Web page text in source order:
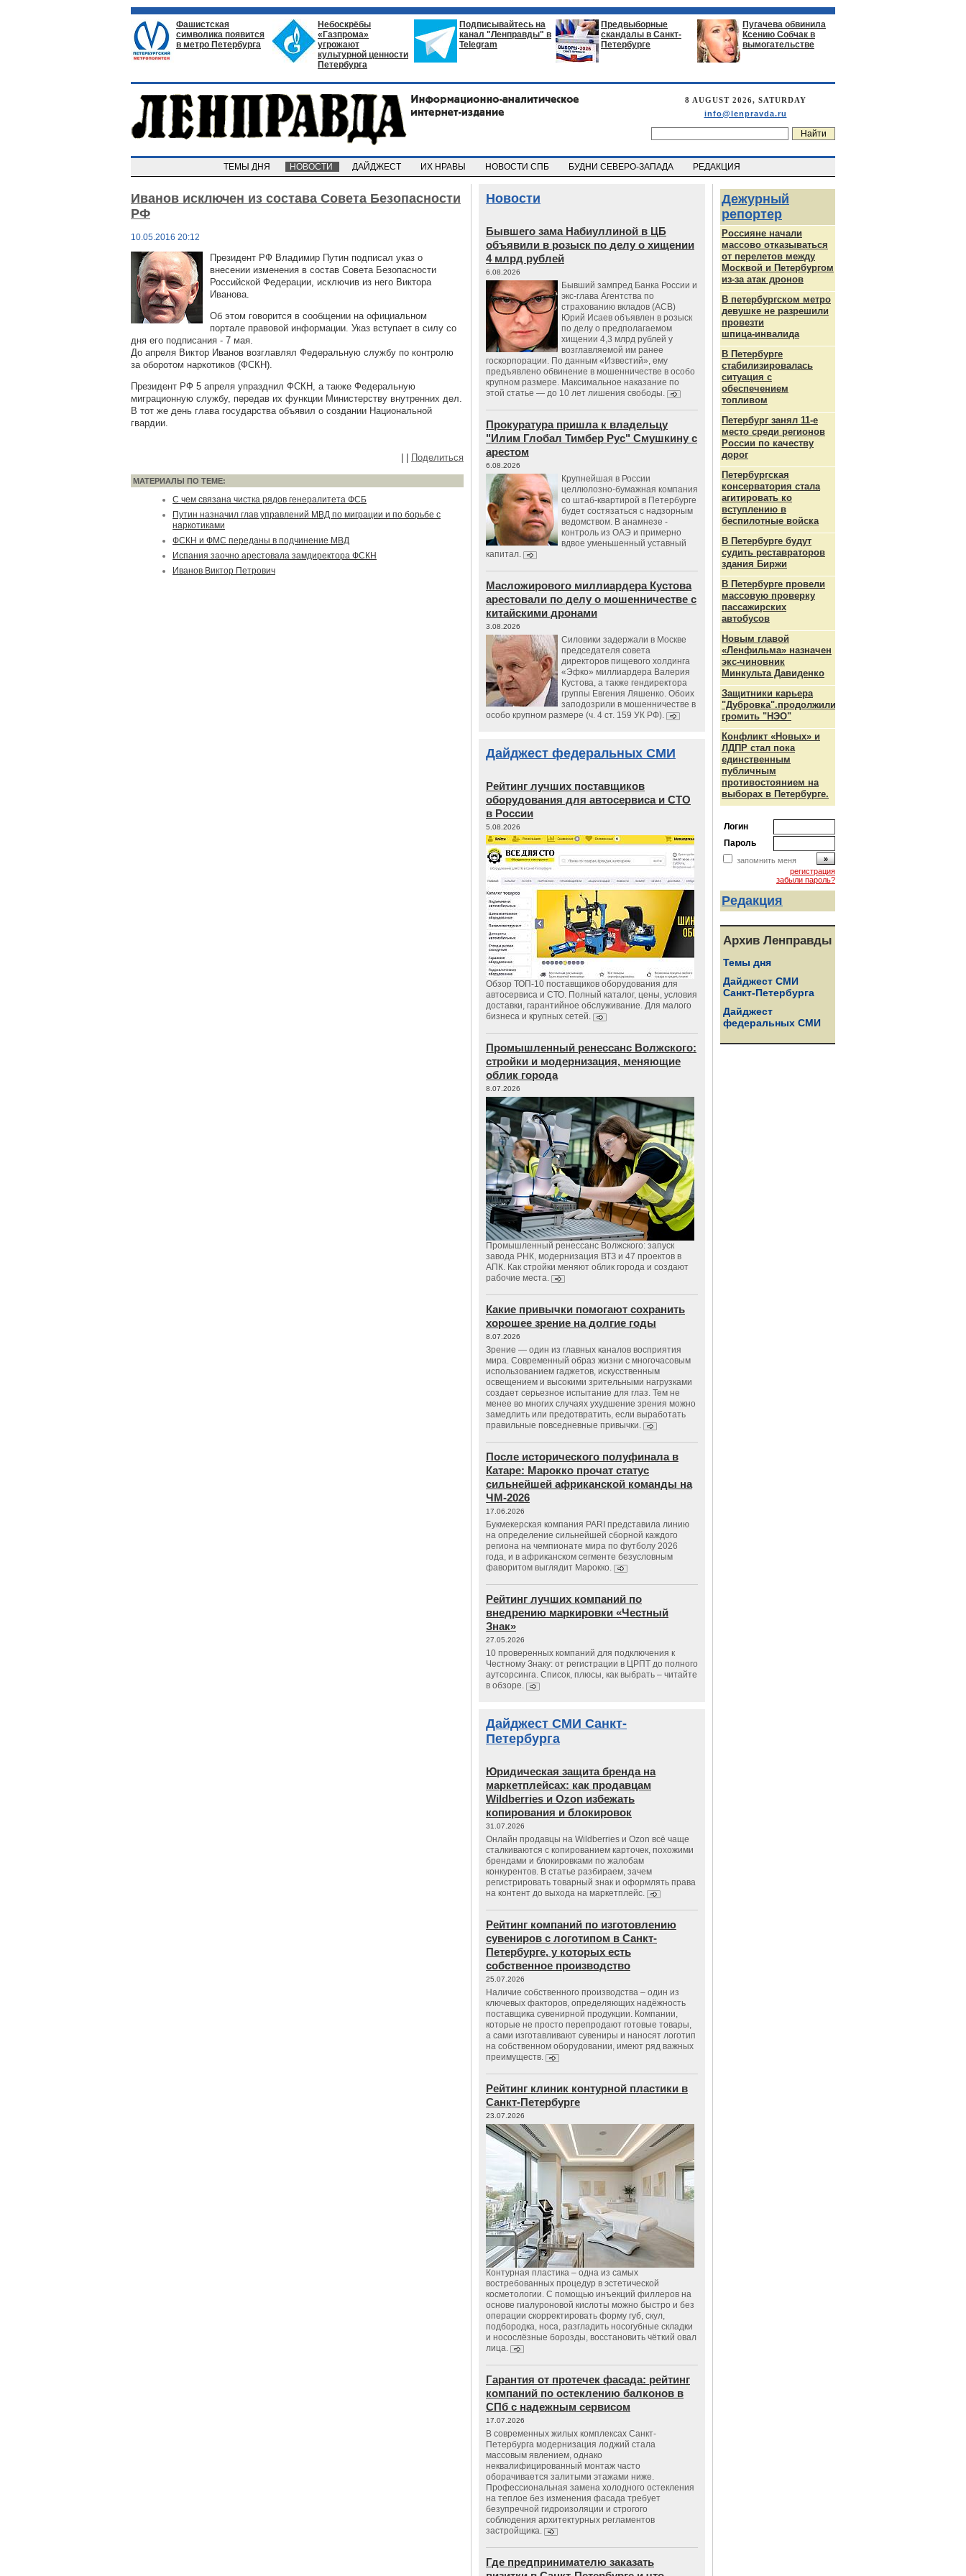
Фашистская
символика появится
в метро Петербурга
Небоскрёбы
«Газпрома»
угрожают
культурной ценности
Петербурга
Подписывайтесь на
канал "Ленправды" в
Telegram
Предвыборные
скандалы в Санкт-
Петербурге
Пугачева обвинила
Ксению Собчак в
вымогательстве
8 AUGUST 2026, SATURDAY
info@lenpravda.ru
ТЕМЫ ДНЯ НОВОСТИ ДАЙДЖЕСТ ИХ НРАВЫ НОВОСТИ СПБ БУДНИ СЕВЕРО-ЗАПАДА РЕДАКЦИЯ
Иванов исключен из состава Совета Безопасности
РФ
10.05.2016 20:12
Президент РФ Владимир Путин подписал указ о
внесении изменения в состав Совета Безопасности
Российской Федерации, исключив из него Виктора
Иванова.
Об этом говорится в сообщении на официальном
портале правовой информации. Указ вступает в силу со
дня его подписания - 7 мая.
До апреля Виктор Иванов возглавлял Федеральную службу по контролю
за оборотом наркотиков (ФСКН).
Президент РФ 5 апреля упразднил ФСКН, а также Федеральную
миграционную службу, передав их функции Министерству внутренних дел.
В тот же день глава государства объявил о создании Национальной
гвардии.
Поделиться
МАТЕРИАЛЫ ПО ТЕМЕ:
С чем связана чистка рядов генералитета ФСБ
Путин назначил глав управлений МВД по миграции и по борьбе с
наркотиками
ФСКН и ФМС переданы в подчинение МВД
Испания заочно арестовала замдиректора ФСКН
Иванов Виктор Петрович
Новости
Бывшего зама Набиуллиной в ЦБ
объявили в розыск по делу о хищении
4 млрд рублей
6.08.2026
Бывший зампред Банка России и
экс-глава Агентства по
страхованию вкладов (АСВ)
Юрий Исаев объявлен в розыск
по делу о предполагаемом
хищении 4,3 млрд рублей у
возглавляемой им ранее
госкорпорации. По данным «Известий», ему
предъявлено обвинение в мошенничестве в особо
крупном размере. Максимальное наказание по
этой статье — до 10 лет лишения свободы.
Прокуратура пришла к владельцу
"Илим Глобал Тимбер Рус" Смушкину с
арестом
6.08.2026
Крупнейшая в России
целлюлозно-бумажная компания
со штаб-квартирой в Петербурге
будет состязаться с надзорным
ведомством. В анамнезе -
контроль из ОАЭ и примерно
вдвое уменьшенный уставный
капитал.
Масложирового миллиардера Кустова
арестовали по делу о мошенничестве с
китайскими дронами
3.08.2026
Силовики задержали в Москве
председателя совета
директоров пищевого холдинга
«Эфко» миллиардера Валерия
Кустова, а также гендиректора
группы Евгения Ляшенко. Обоих
заподозрили в мошенничестве в
особо крупном размере (ч. 4 ст. 159 УК РФ).
Дайджест федеральных СМИ
Рейтинг лучших поставщиков
оборудования для автосервиса и СТО
в России
5.08.2026
Обзор ТОП-10 поставщиков оборудования для
автосервиса и СТО. Полный каталог, цены, условия
доставки, гарантийное обслуживание. Для малого
бизнеса и крупных сетей.
Промышленный ренессанс Волжского:
стройки и модернизация, меняющие
облик города
8.07.2026
Промышленный ренессанс Волжского: запуск
завода РНК, модернизация ВТЗ и 47 проектов в
АПК. Как стройки меняют облик города и создают
рабочие места.
Какие привычки помогают сохранить
хорошее зрение на долгие годы
8.07.2026
Зрение — один из главных каналов восприятия
мира. Современный образ жизни с многочасовым
использованием гаджетов, искусственным
освещением и высокими зрительными нагрузками
создает серьезное испытание для глаз. Тем не
менее во многих случаях ухудшение зрения можно
замедлить или предотвратить, если выработать
правильные повседневные привычки.
После исторического полуфинала в
Катаре: Марокко прочат статус
сильнейшей африканской команды на
ЧМ-2026
17.06.2026
Букмекерская компания PARI представила линию
на определение сильнейшей сборной каждого
региона на чемпионате мира по футболу 2026
года, и в африканском сегменте безусловным
фаворитом выглядит Марокко.
Рейтинг лучших компаний по
внедрению маркировки «Честный
Знак»
27.05.2026
10 проверенных компаний для подключения к
Честному Знаку: от регистрации в ЦРПТ до полного
аутсорсинга. Список, плюсы, как выбрать – читайте
в обзоре.
Дайджест СМИ Санкт-
Петербурга
Юридическая защита бренда на
маркетплейсах: как продавцам
Wildberries и Ozon избежать
копирования и блокировок
31.07.2026
Онлайн продавцы на Wildberries и Ozon всё чаще
сталкиваются с копированием карточек, похожими
брендами и блокировками по жалобам
конкурентов. В статье разбираем, зачем
регистрировать товарный знак и оформлять права
на контент до выхода на маркетплейс.
Рейтинг компаний по изготовлению
сувениров с логотипом в Санкт-
Петербурге, у которых есть
собственное производство
25.07.2026
Наличие собственного производства – один из
ключевых факторов, определяющих надёжность
поставщика сувенирной продукции. Компании,
которые не просто перепродают готовые товары,
а сами изготавливают сувениры и наносят логотип
на собственном оборудовании, имеют ряд важных
преимуществ.
Рейтинг клиник контурной пластики в
Санкт-Петербурге
23.07.2026
Контурная пластика – одна из самых
востребованных процедур в эстетической
косметологии. С помощью инъекций филлеров на
основе гиалуроновой кислоты можно быстро и без
операции скорректировать форму губ, скул,
подбородка, носа, разгладить носогубные складки
и носослёзные борозды, восстановить чёткий овал
лица.
Гарантия от протечек фасада: рейтинг
компаний по остеклению балконов в
СПб с надежным сервисом
17.07.2026
В современных жилых комплексах Санкт-
Петербурга модернизация лоджий стала
массовым явлением, однако
неквалифицированный монтаж часто
оборачивается залитыми этажами ниже.
Профессиональная замена холодного остекления
на теплое без изменения фасада требует
безупречной гидроизоляции и строгого
соблюдения архитектурных регламентов
застройщика.
Где предпринимателю заказать
Дежурный
репортер
Россияне начали
массово отказываться
от перелетов между
Москвой и Петербургом
из-за атак дронов
В петербургском метро
девушке не разрешили
провезти
шпица‑инвалида
В Петербурге
стабилизировалась
ситуация с
обеспечением
топливом
Петербург занял 11-е
место среди регионов
России по качеству
дорог
Петербургская
консерватория стала
агитировать ко
вступлению в
беспилотные войска
В Петербурге будут
судить реставраторов
здания Биржи
В Петербурге провели
массовую проверку
пассажирских
автобусов
Новым главой
«Ленфильма» назначен
экс-чиновник
Минкульта Давиденко
Защитники карьера
"Дубровка".продолжили
громить "НЭО"
Конфликт «Новых» и
ЛДПР стал пока
единственным
публичным
противостоянием на
выборах в Петербурге.
Логин
Пароль
запомнить меня
регистрация
забыли пароль?
Редакция
Архив Ленправды
Темы дня
Дайджест СМИ
Санкт-Петербурга
Дайджест
федеральных СМИ